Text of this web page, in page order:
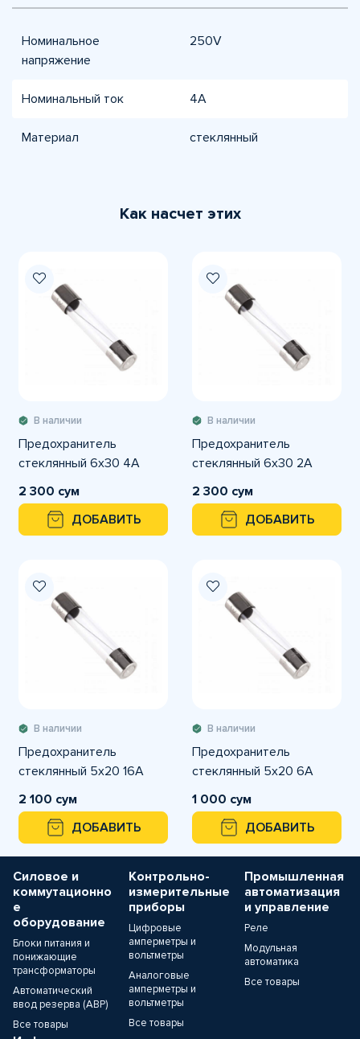
Номинальное
напряжение
250V
Номинальный ток 4A
Материал стеклянный
Как насчет этих
В наличии
Предохранитель
стеклянный 6х30 4A
2 300 сум
ДОБАВИТЬ
В наличии
Предохранитель
стеклянный 6х30 2A
2 300 сум
ДОБАВИТЬ
В наличии
Предохранитель
стеклянный 5х20 16A
2 100 сум
ДОБАВИТЬ
В наличии
Предохранитель
стеклянный 5х20 6A
1 000 сум
ДОБАВИТЬ
Силовое и
коммутационно
е
оборудование
Блоки питания и
понижающие
трансформаторы
Автоматический
ввод резерва (АВР)
Все товары
Контрольно-
измерительные
приборы
Цифровые
амперметры и
вольтметры
Аналоговые
амперметры и
вольтметры
Все товары
Промышленная
автоматизация
и управление
Реле
Модульная
автоматика
Все товары